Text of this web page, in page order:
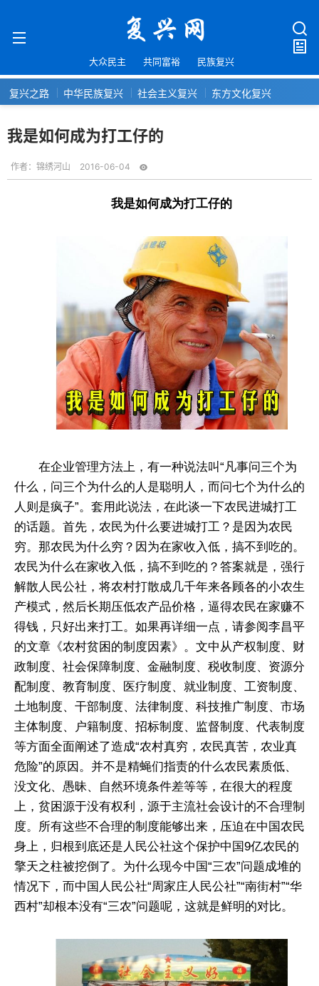
大众民主 共同富裕 民族复兴
复兴之路 中华民族复兴 社会主义复兴 东方文化复兴
我是如何成为打工仔的
作者： 锦绣河山 2016-06-04
我是如何成为打工仔的
在企业管理方法上，有一种说法叫“凡事问三个为
什么，问三个为什么的人是聪明人，而问七个为什么的
人则是疯子”。套用此说法，在此谈一下农民进城打工
的话题。首先，农民为什么要进城打工？是因为农民
穷。那农民为什么穷？因为在家收入低，搞不到吃的。
农民为什么在家收入低，搞不到吃的？答案就是，强行
解散人民公社，将农村打散成几千年来各顾各的小农生
产模式，然后长期压低农产品价格，逼得农民在家赚不
得钱，只好出来打工。如果再详细一点，请参阅李昌平
的文章《农村贫困的制度因素》。文中从产权制度、财
政制度、社会保障制度、金融制度、税收制度、资源分
配制度、教育制度、医疗制度、就业制度、工资制度、
土地制度、干部制度、法律制度、科技推广制度、市场
主体制度、户籍制度、招标制度、监督制度、代表制度
等方面全面阐述了造成“农村真穷，农民真苦，农业真
危险”的原因。并不是精蝇们指责的什么农民素质低、
没文化、愚昧、自然环境条件差等等，在很大的程度
上，贫困源于没有权利，源于主流社会设计的不合理制
度。所有这些不合理的制度能够出来，压迫在中国农民
身上，归根到底还是人民公社这个保护中国9亿农民的
擎天之柱被挖倒了。为什么现今中国“三农”问题成堆的
情况下，而中国人民公社“周家庄人民公社”“南街村”“华
西村”却根本没有“三农”问题呢，这就是鲜明的对比。